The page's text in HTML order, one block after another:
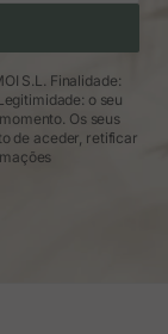
S.L. Finalidade:
o seu
Os seus
de aceder, retificar